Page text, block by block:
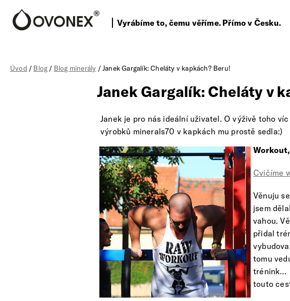
Vyrábíme to, čemu věříme. Přímo v Česku.
Úvod / Blog / Blog minerály / Janek Gargalík: Cheláty v kapkách? Beru!
Janek Gargalík: Cheláty v
Janek je pro nás ideální uživatel. O výživě toho
výrobků minerals70 v kapkách mu prostě sedla:)
Cvičíme
Věnuju
jsem
vahou.
přidal
tomu
trénink…
touto